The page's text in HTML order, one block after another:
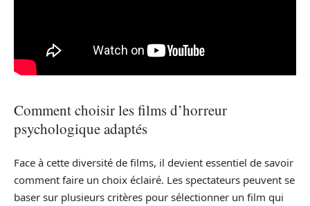
Comment choisir les films d’horreur
psychologique adaptés
Face à cette diversité de films, il devient essentiel de savoir
comment faire un choix éclairé. Les spectateurs peuvent se
baser sur plusieurs critères pour sélectionner un film qui